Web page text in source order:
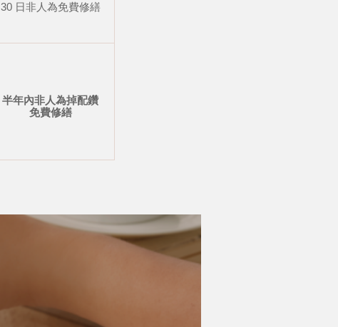
30 日非人為免費修繕
半年內非人為掉配鑽
免費修繕